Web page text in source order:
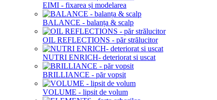
EIMI - fixarea și modelarea
BALANCE - balanța & scalp
OIL REFLECTIONS - păr strălucitor
NUTRI ENRICH- deteriorat si uscat
BRILLIANCE - păr vopsit
VOLUME - lipsit de volum